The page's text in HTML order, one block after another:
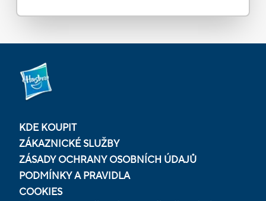
KDE KOUPIT
ZÁKAZNICKÉ SLUŽBY
ZÁSADY OCHRANY OSOBNÍCH ÚDAJŮ
PODMÍNKY A PRAVIDLA
COOKIES